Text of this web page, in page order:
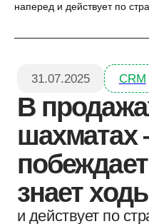
наперед и действует по
В продажах,
шахматах —
побеждает
знает ходы
и действует по
СОДЕРЖАНИЕ:
➤ Как виджет
продажам